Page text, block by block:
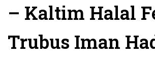
– Kaltim Halal
Trubus Iman